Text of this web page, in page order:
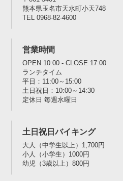
熊本県玉名市天水町小天748
TEL 0968-82-4600
営業時間
OPEN 10:00 - CLOSE 17:00
ランチタイム
平日：11:00～15:00
土日祝日：10:00～14:30
定休日 毎週水曜日
土日祝日バイキング
大人（中学生以上）1,700円
小人（小学生）1000円
幼児（3歳以上）800円